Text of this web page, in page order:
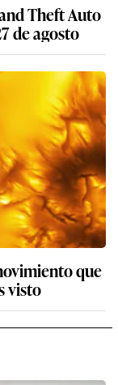
Theft Auto
de agosto
que
visto